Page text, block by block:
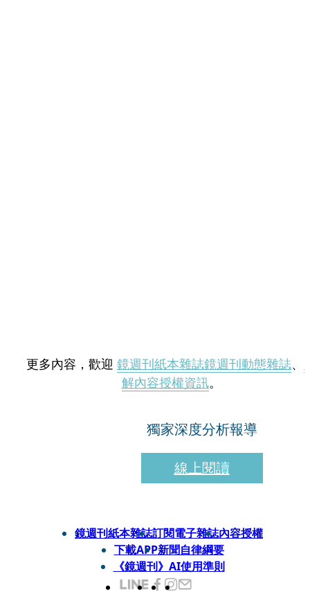
更多內容，歡迎 鏡週刊紙本雜誌鏡週刊動態雜誌、
解內容授權資訊。
獨家深度分析報導
線上閱讀
鏡週刊紙本雜誌訂閱電子雜誌內容授權
下載APP新聞自律綱要
《鏡週刊》AI使用準則